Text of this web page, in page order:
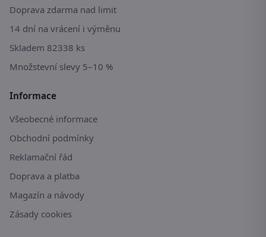
Doprava zdarma nad limit
14 dní na vrácení i výměnu
Skladem 82338 ks
Množstevní slevy 5–10 %
Informace
Všeobecné informace
Obchodní podmínky
Reklamační řád
Doprava a platba
Magazín a návody
Zásady cookies